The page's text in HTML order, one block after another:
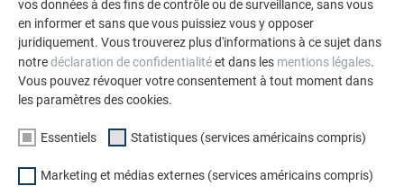
EN SAVOIR PLUS SUR LES BANDES D’ATTÉNUATION SONORE
INFORMATIONS TECHNIQUES
vos données à des fins de contrôle ou de surveillance, sans vous
en informer et sans que vous puissiez vous y opposer
juridiquement. Vous trouverez plus d'informations à ce sujet dans
notredéclaration de confidentialitéet dans les mentions légales.
Vous pouvez révoquer votre consentement à tout moment dans
les paramètres des cookies.
Essentiels Statistiques (services américains compris)
Marketing et médias externes (services américains compris)